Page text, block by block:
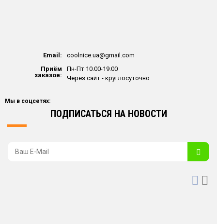
Закрепитель краски KAPS
Пропитка для обуви KAPS
Email:
coolnice.ua@gmail.com
Приём
заказов:
Пн-Пт 10.00-19.00
Через сайт - круглосуточно
ПОДПИСАТЬСЯ НА НОВОСТИ
Мы в соцсетях: